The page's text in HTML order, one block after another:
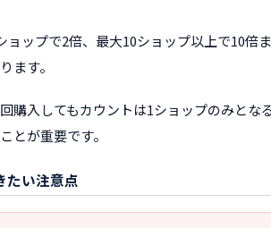
ョップで2倍、最大10ショップ以上で10倍
ます。
購入してもカウントは1ショップのみとな
とが重要です。
たい注意点